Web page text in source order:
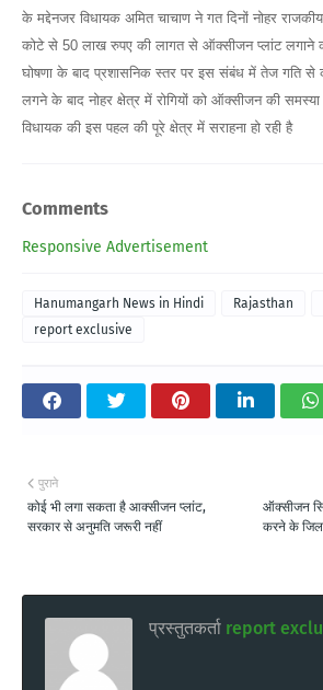
के मद्देनजर विधायक अमित चाचाण ने गत दिनों नोहर
कोटे से 50 लाख रुपए की लागत से ऑक्सीजन प्लांट लगाने
घोषणा के बाद प्रशासनिक स्तर पर इस संबंध में तेज गति से
लगने के बाद नोहर क्षेत्र में रोगियों को ऑक्सीजन की समस्या
विधायक की इस पहल की पूरे क्षेत्र में सराहना हो रही है
Comments
Responsive Advertisement
Hanumangarh News in Hindi Rajasthan
report exclusive
ऑक्सीजन
करने के
पुराने
कोई भी लगा सकता है आक्सीजन प्लांट,
सरकार से अनुमति जरूरी नहीं
प्रस्तुतकर्ता report